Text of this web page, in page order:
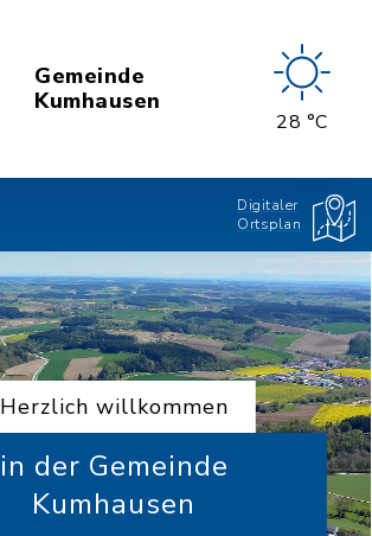
Gemeinde
Kumhausen
28 °C
Digitaler
Ortsplan
Herzlich willkommen
in der Gemeinde
Kumhausen